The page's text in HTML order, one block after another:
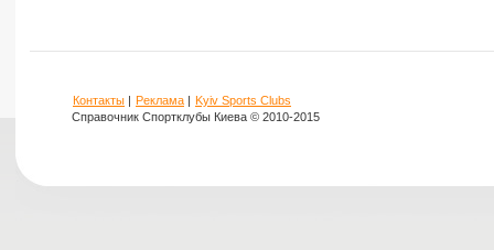
Контакты | Реклама | Kyiv Sports Clubs
Справочник Спортклубы Киева © 2010-2015